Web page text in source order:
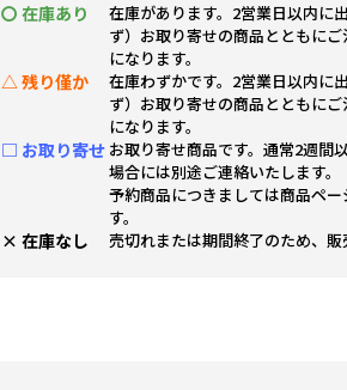
〇 在庫あり
在庫があります。2営業日以内に
ず）お取り寄せの商品とともに
になります。
△ 残り僅か
在庫わずかです。2営業日以内に
ず）お取り寄せの商品とともに
になります。
□ お取り寄せ お取り寄せ商品です。通常2週間
場合には別途ご連絡いたします。
予約商品につきましては商品ペ
す。
× 在庫なし 売切れまたは期間終了のため、販